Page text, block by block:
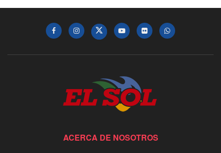
ACERCA DE NOSOTROS